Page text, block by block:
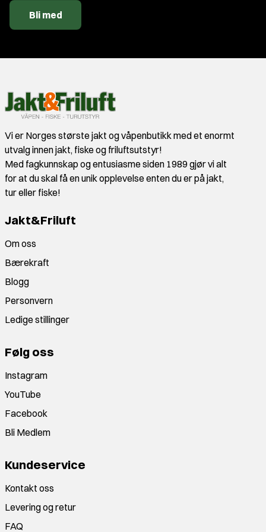
Bli med
Vi er Norges største jakt og våpenbutikk med et enormt
utvalg innen jakt, fiske og friluftsutstyr!
Med fagkunnskap og entusiasme siden 1989 gjør vi alt
for at du skal få en unik opplevelse enten du er på jakt,
tur eller fiske!
Jakt&Friluft
Om oss
Bærekraft
Blogg
Personvern
Ledige stillinger
Følg oss
Instagram
YouTube
Facebook
Bli Medlem
Kundeservice
Kontakt oss
Levering og retur
FAQ